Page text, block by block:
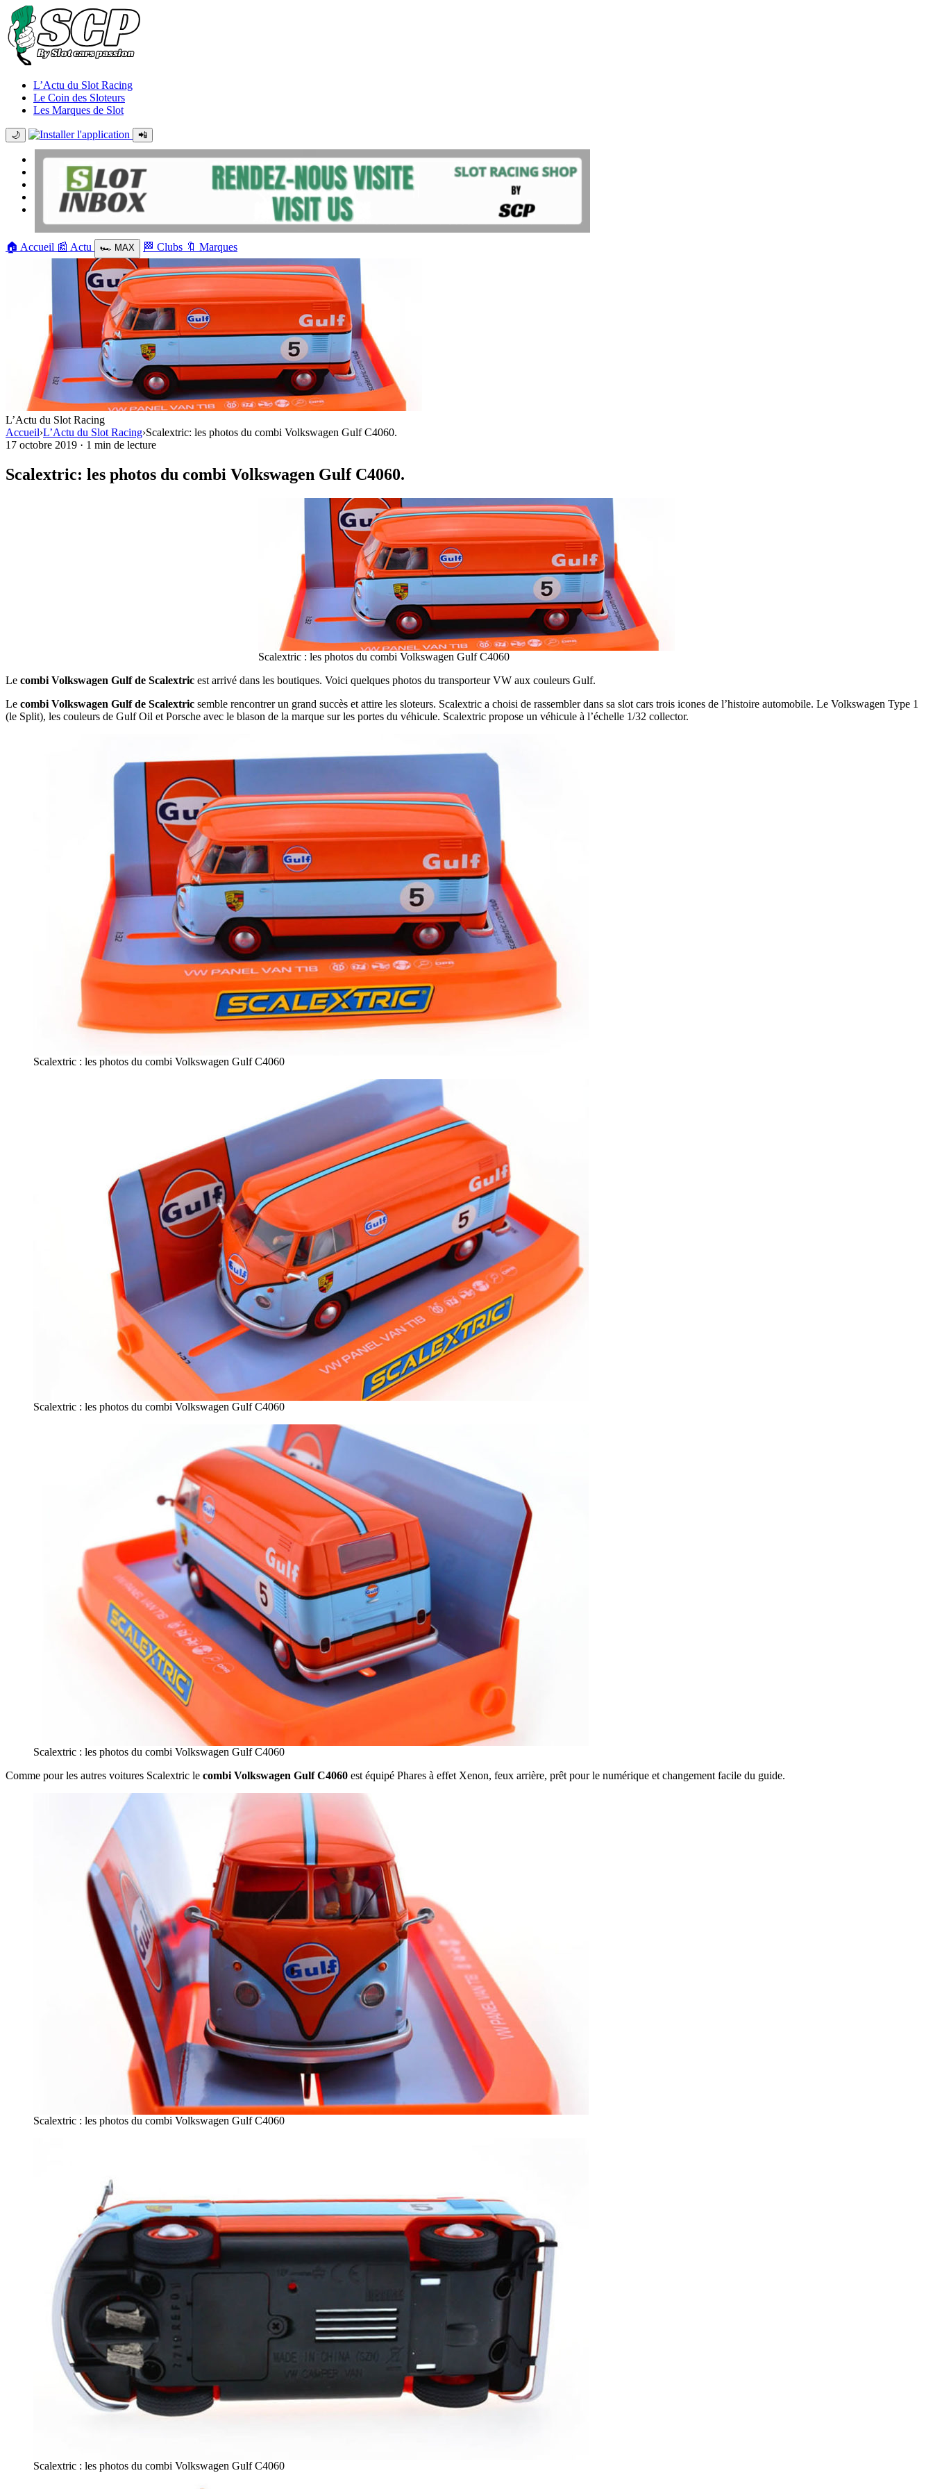
L’Actu du Slot Racing
Le Coin des Sloteurs
Les Marques de Slot
🌙 📲
🏠 Accueil 📰 Actu 🏎️ MAX 🏁 Clubs 🔖 Marques
L’Actu du Slot Racing
Accueil›L’Actu du Slot Racing›Scalextric: les photos du combi Volkswagen Gulf C4060.
17 octobre 2019 · 1 min de lecture
Scalextric: les photos du combi Volkswagen Gulf C4060.
Scalextric : les photos du combi Volkswagen Gulf C4060
Le combi Volkswagen Gulf de Scalextric est arrivé dans les boutiques. Voici quelques photos du transporteur VW aux couleurs Gulf.
Le combi Volkswagen Gulf de Scalextric semble rencontrer un grand succès et attire les sloteurs. Scalextric a choisi de rassembler dans sa slot cars trois icones de l’histoire automobile. Le Volkswagen Type 1
(le Split), les couleurs de Gulf Oil et Porsche avec le blason de la marque sur les portes du véhicule. Scalextric propose un véhicule à l’échelle 1/32 collector.
Scalextric : les photos du combi Volkswagen Gulf C4060
Scalextric : les photos du combi Volkswagen Gulf C4060
Scalextric : les photos du combi Volkswagen Gulf C4060
Comme pour les autres voitures Scalextric le combi Volkswagen Gulf C4060 est équipé Phares à effet Xenon, feux arrière, prêt pour le numérique et changement facile du guide.
Scalextric : les photos du combi Volkswagen Gulf C4060
Scalextric : les photos du combi Volkswagen Gulf C4060